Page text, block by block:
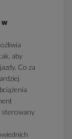
w
aby
Co za
sterowany